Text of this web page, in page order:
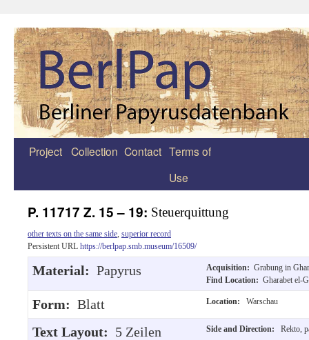
Zum
Project Collection Contact Terms of
Use
P. 11717 Z. 15 – 19: Steuerquittung
other texts on the same side superior record
Persistent URL https://berlpap.smb.museum/16509/
Material: Papyrus Acquisition: Grabung in
Find Location: Gharabet el-
Form: Blatt Location: Warschau
Text Layout: 5 Zeilen Side and Direction: Rekto,